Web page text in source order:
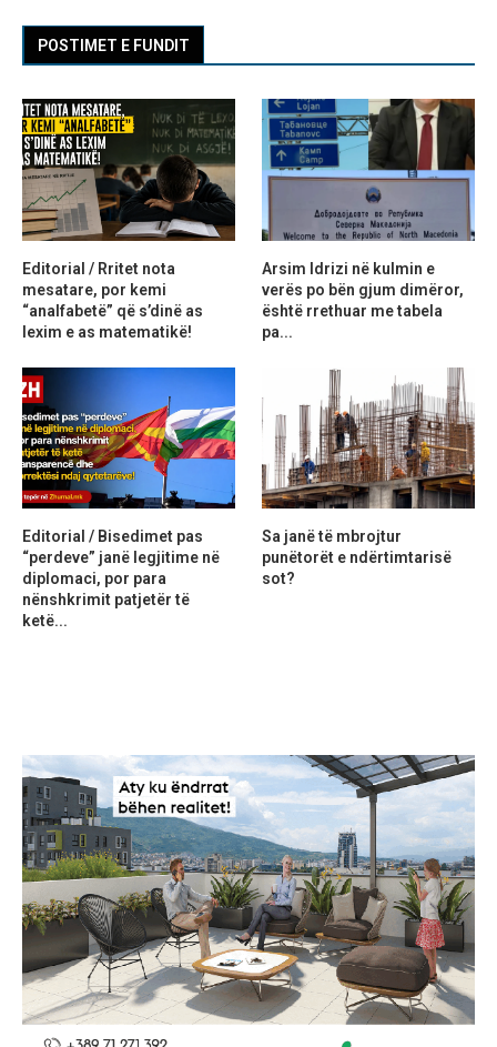
POSTIMET E FUNDIT
Editorial / Rritet nota
mesatare, por kemi
“analfabetë” që s’dinë as
lexim e as matematikë!
Arsim Idrizi në kulmin e
verës po bën gjum dimëror,
është rrethuar me tabela
pa...
Editorial / Bisedimet pas
“perdeve” janë legjitime në
diplomaci, por para
nënshkrimit patjetër të
ketë...
Sa janë të mbrojtur
punëtorët e ndërtimtarisë
sot?